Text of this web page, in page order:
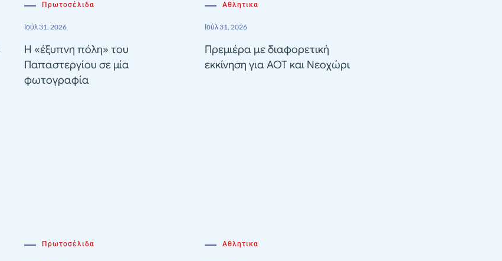
Πρωτοσέλιδα
Ιούλ 31, 2026
Η «έξυπνη πόλη» του
Παπαστεργίου σε μία
φωτογραφία
Αθλητικα
Ιούλ 31, 2026
Πρεμιέρα με διαφορετική
εκκίνηση για ΑΟΤ και Νεοχώρι
Πρωτοσέλιδα Αθλητικα